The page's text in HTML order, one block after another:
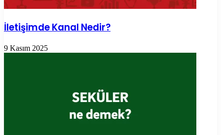
İletişimde Kanal Nedir?
9 Kasım 2025